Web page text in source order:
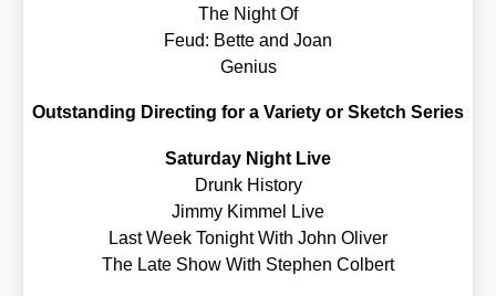
The Night Of
Feud: Bet­te and Joan
Geni­us
Out­stan­ding Direc­ting for a Varie­ty or Sketch Series
Satur­day Night Live
Drunk Histo­ry
Jim­my Kim­mel Live
Last Week Tonight With John Oli­ver
The Late Show With Ste­phen Col­bert